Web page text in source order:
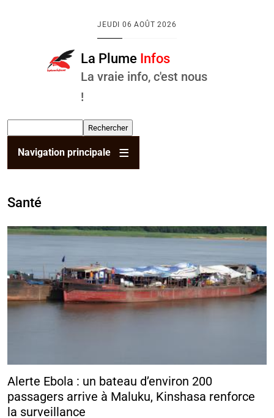
JEUDI06 AOÛT 2026
La Plume Infos
La vraie info, c'est nous
!
Navigation principale
Santé
Alerte Ebola : un bateau d’environ 200
passagers arrive à Maluku, Kinshasa renforce
la surveillance